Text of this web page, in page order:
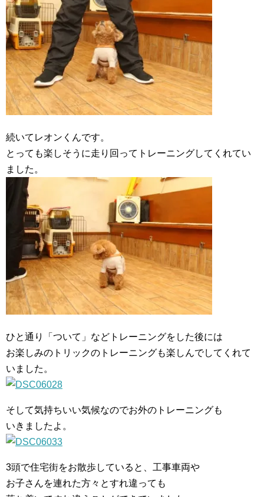
続いてレオンくんです。
とっても楽しそうに走り回ってトレーニングしてくれてい
ました。
ひと通り「ついて」などトレーニングをした後には
お楽しみのトリックのトレーニングも楽しんでしてくれて
いました。
そして気持ちいい気候なのでお外のトレーニングも
いきましたよ。
3頭で住宅街をお散歩していると、工事車両や
お子さんを連れた方々とすれ違っても